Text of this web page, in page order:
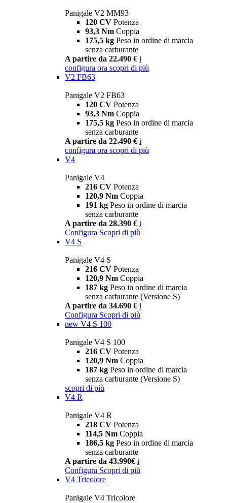
Panigale V2 MM93
120 CV Potenza
93,3 Nm Coppia
175,5 kg Peso in ordine di marcia
senza carburante
A partire da 22.490 € i
configura ora scopri di più
V2 FB63
Panigale V2 FB63
120 CV Potenza
93,3 Nm Coppia
175,5 kg Peso in ordine di marcia
senza carburante
A partire da 22.490 € i
configura ora scopri di più
V4
Panigale V4
216 CV Potenza
120,9 Nm Coppia
191 kg Peso in ordine di marcia
senza carburante
A partire da 28.390 € i
Configura Scopri di più
V4 S
Panigale V4 S
216 CV Potenza
120,9 Nm Coppia
187 kg Peso in ordine di marcia
senza carburante (Versione S)
A partire da 34.690 € i
Configura Scopri di più
new V4 S 100
Panigale V4 S 100
216 CV Potenza
120,9 Nm Coppia
187 kg Peso in ordine di marcia
senza carburante (Versione S)
scopri di più
V4 R
Panigale V4 R
218 CV Potenza
114,5 Nm Coppia
186,5 kg Peso in ordine di marcia
senza carburante
A partire da 43.990€ i
Configura Scopri di più
V4 Tricolore
Panigale V4 Tricolore